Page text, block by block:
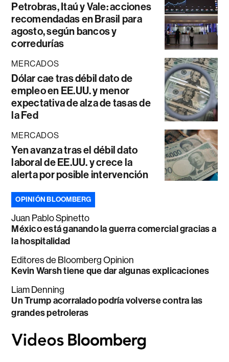
Petrobras, Itaú y Vale: acciones
recomendadas en Brasil para
agosto, según bancos y
corredurías
MERCADOS
Dólar cae tras débil dato de
empleo en EE.UU. y menor
expectativa de alza de tasas de
la Fed
MERCADOS
Yen avanza tras el débil dato
laboral de EE.UU. y crece la
alerta por posible intervención
OPINIÓN BLOOMBERG
Juan Pablo Spinetto
México está ganando la guerra comercial gracias a
la hospitalidad
Editores de Bloomberg Opinion
Kevin Warsh tiene que dar algunas explicaciones
Liam Denning
Un Trump acorralado podría volverse contra las
grandes petroleras